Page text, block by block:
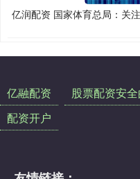
亿润配资 国家体育总局：关
亿融配资 股票配资安
配资开户